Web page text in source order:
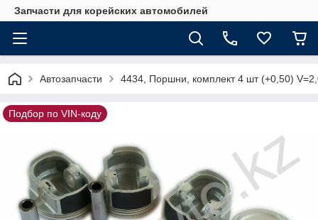
Запчасти для корейских автомобилей
Автозапчасти 4434, Поршни, комплект 4 шт (+0,50)
Подбор по VIN-коду